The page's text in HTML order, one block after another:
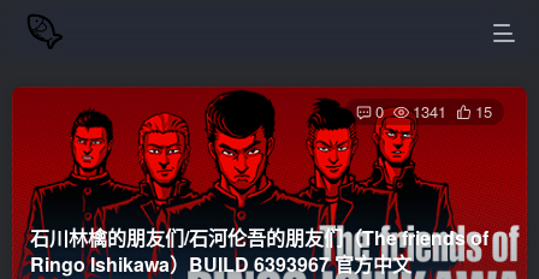
石川林檎的朋友们/石河伦吾的朋友们（The friends of
Ringo Ishikawa）BUILD 6393967 官方中文
0 1341 15